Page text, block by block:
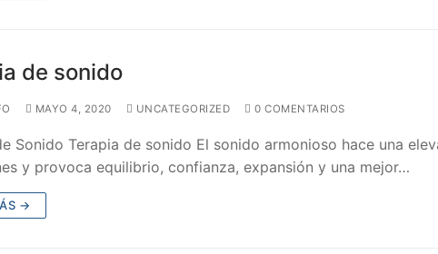
de sonido
MAYO 4, 2020 UNCATEGORIZED 0 COMENTARIOS
Sonido Terapia de sonido El sonido armonioso hace una
y provoca equilibrio, confianza, expansión y una mejor…
→